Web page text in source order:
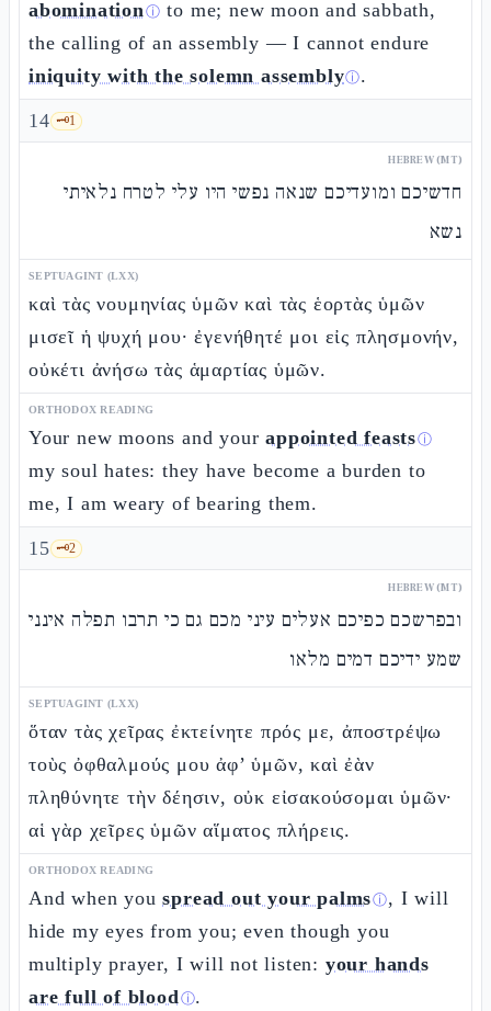
abominationⓘ to me; new moon and sabbath,
the calling of an assembly — I cannot endure
iniquity with the solemn assemblyⓘ.
14 🗝️1
HEBREW (MT)
חדשיכם ומועדיכם שנאה נפשי היו עלי לטרח נלאיתי
נשא
SEPTUAGINT (LXX)
καὶ τὰς νουμηνίας ὑμῶν καὶ τὰς ἑορτὰς ὑμῶν
μισεῖ ἡ ψυχή μου· ἐγενήθητέ μοι εἰς πλησμονήν,
οὐκέτι ἀνήσω τὰς ἁμαρτίας ὑμῶν.
ORTHODOX READING
Your new moons and yourappointed feastsⓘ
my soul hates: they have become a burden to
me, I am weary of bearing them.
15 🗝️2
HEBREW (MT)
ובפרשכם כפיכם אעלים עיני מכם גם כי תרבו תפלה אינני
שמע ידיכם דמים מלאו
SEPTUAGINT (LXX)
ὅταν τὰς χεῖρας ἐκτείνητε πρός με, ἀποστρέψω
τοὺς ὀφθαλμούς μου ἀφ’ ὑμῶν, καὶ ἐὰν
πληθύνητε τὴν δέησιν, οὐκ εἰσακούσομαι ὑμῶν·
αἱ γὰρ χεῖρες ὑμῶν αἵματος πλήρεις.
ORTHODOX READING
And when youspread out your palmsⓘ, I will
hide my eyes from you; even though you
multiply prayer, I will not listen: your hands
are full of bloodⓘ.